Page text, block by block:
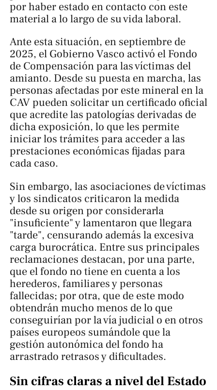
por haber estado en contacto con este
material a lo largo de su vida laboral.
Ante esta situación, en septiembre de
2025, el Gobierno Vasco activó el Fondo
de Compensación para las víctimas del
amianto. Desde su puesta en marcha, las
personas afectadas por este mineral en la
CAV pueden solicitar un certificado oficial
que acredite las patologías derivadas de
dicha exposición, lo que les permite
iniciar los trámites para acceder a las
prestaciones económicas fijadas para
cada caso.
Sin embargo, las asociaciones de víctimas
y los sindicatos criticaron la medida
desde su origen por considerarla
"insuficiente" y lamentaron que llegara
"tarde", censurando además la excesiva
carga burocrática. Entre sus principales
reclamaciones destacan, por una parte,
que el fondo no tiene en cuenta a los
herederos, familiares y personas
fallecidas; por otra, que de este modo
obtendrán mucho menos de lo que
conseguirían por la vía judicial o en otros
países europeos sumándole que la
gestión autonómica del fondo ha
arrastrado retrasos y dificultades.
Sin cifras claras a nivel del Estado